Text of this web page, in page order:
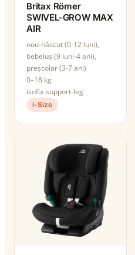
Britax Römer
SWIVEL-GROW MAX
AIR
nou-născut (0-12 luni),
bebeluș (9 luni-4 ani),
preșcolar (3-7 ani)
0–18 kg
isofix-support-leg
i-Size